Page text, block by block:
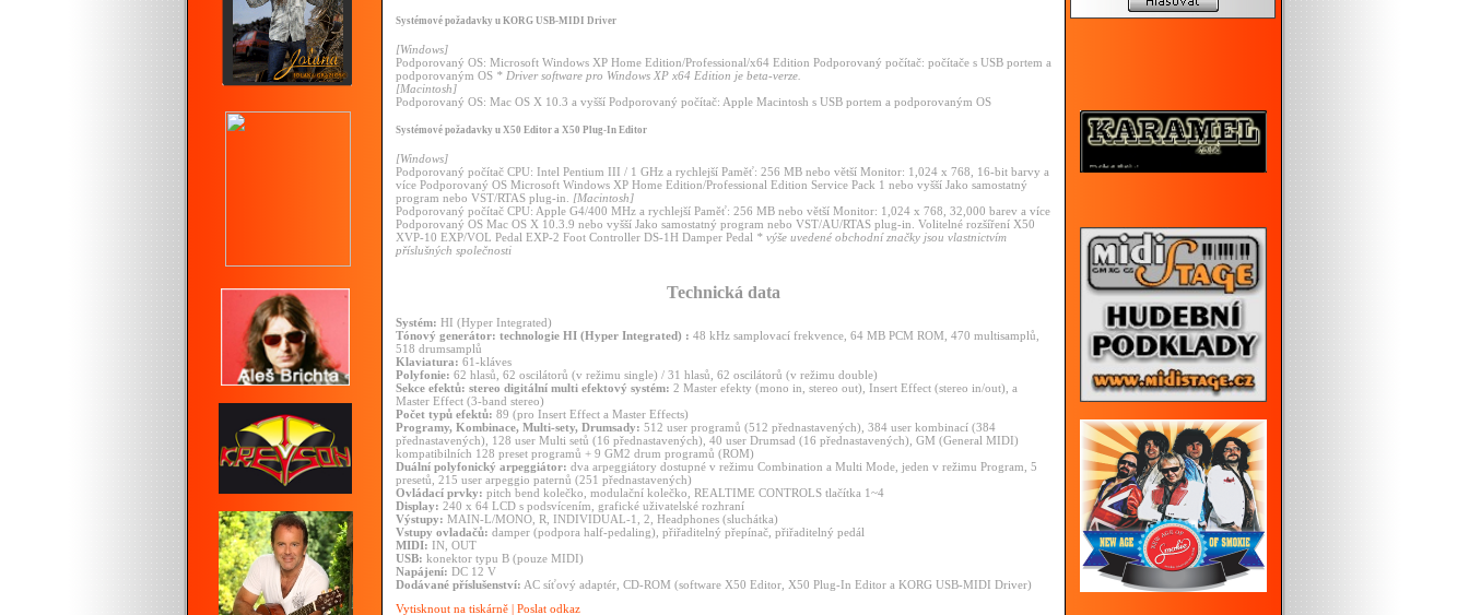
Systémové požadavky u KORG USB-MIDI Driver
[Windows]
Podporovaný OS: Microsoft Windows XP Home Edition/Professional/x64 Edition Podporovaný počítač: počítače s USB portem a
podporovaným OS * Driver software pro Windows XP x64 Edition je beta-verze.
[Macintosh]
Podporovaný OS: Mac OS X 10.3 a vyšší Podporovaný počítač: Apple Macintosh s USB portem a podporovaným OS
Systémové požadavky u X50 Editor a X50 Plug-In Editor
[Windows]
Podporovaný počítač CPU: Intel Pentium III / 1 GHz a rychlejší Paměť: 256 MB nebo větší Monitor: 1,024 x 768, 16-bit barvy a
více Podporovaný OS Microsoft Windows XP Home Edition/Professional Edition Service Pack 1 nebo vyšší Jako samostatný
program nebo VST/RTAS plug-in. [Macintosh]
Podporovaný počítač CPU: Apple G4/400 MHz a rychlejší Paměť: 256 MB nebo větší Monitor: 1,024 x 768, 32,000 barev a více
Podporovaný OS Mac OS X 10.3.9 nebo vyšší Jako samostatný program nebo VST/AU/RTAS plug-in. Volitelné rozšíření X50
XVP-10 EXP/VOL Pedal EXP-2 Foot Controller DS-1H Damper Pedal * výše uvedené obchodní značky jsou vlastnictvím
příslušných společnosti
Technická data
Systém: HI (Hyper Integrated)
Tónový generátor: technologie HI (Hyper Integrated) : 48 kHz samplovací frekvence, 64 MB PCM ROM, 470 multisamplů,
518 drumsamplů
Klaviatura: 61-kláves
Polyfonie: 62 hlasů, 62 oscilátorů (v režimu single) / 31 hlasů, 62 oscilátorů (v režimu double)
Sekce efektů: stereo digitální multi efektový systém: 2 Master efekty (mono in, stereo out), Insert Effect (stereo in/out), a
Master Effect (3-band stereo)
Počet typů efektů: 89 (pro Insert Effect a Master Effects)
Programy, Kombinace, Multi-sety, Drumsady: 512 user programů (512 přednastavených), 384 user kombinací (384
přednastavených), 128 user Multi setů (16 přednastavených), 40 user Drumsad (16 přednastavených), GM (General MIDI)
kompatibilních 128 preset programů + 9 GM2 drum programů (ROM)
Duální polyfonický arpeggiátor: dva arpeggiátory dostupné v režimu Combination a Multi Mode, jeden v režimu Program, 5
presetů, 215 user arpeggio paternů (251 přednastavených)
Ovládací prvky: pitch bend kolečko, modulační kolečko, REALTIME CONTROLS tlačítka 1~4
Display: 240 x 64 LCD s podsvícením, grafické uživatelské rozhraní
Výstupy: MAIN-L/MONO, R, INDIVIDUAL-1, 2, Headphones (sluchátka)
Vstupy ovladačů: damper (podpora half-pedaling), přiřaditelný přepínač, přiřaditelný pedál
MIDI: IN, OUT
USB: konektor typu B (pouze MIDI)
Napájení: DC 12 V
Dodávané příslušenství: AC síťový adaptér, CD-ROM (software X50 Editor, X50 Plug-In Editor a KORG USB-MIDI Driver)
Vytisknout na tiskárně | Poslat odkaz